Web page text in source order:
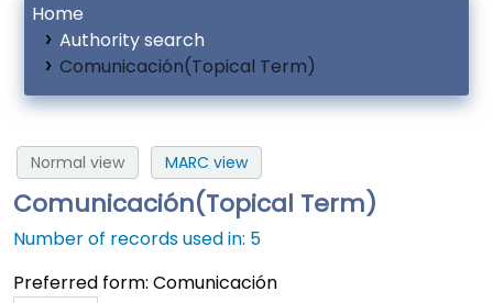
Home
Authority search
Comunicación(Topical Term)
Normal view MARC view
Comunicación(Topical Term)
Number of records used in: 5
Preferred form: Comunicación